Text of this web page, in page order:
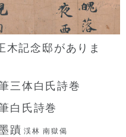
木記念邸がありま
三体白氏詩巻
白氏詩巻
蹟 渓林 南獄偈